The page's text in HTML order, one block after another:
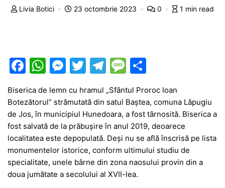
Livia Botici 23 octombrie 2023 0 1 min read
F
a
c
e
b
o
o
k
W
at
s
A
p
p
M
s
s
e
n
g
er
T
itt
er
T
el
e
gr
a
m
M
s
s
a
g
e
ta
je
a
z
ă
Biserica de lemn cu hramul „Sfântul Proroc Ioan
Botezătorul” strămutată din satul Baștea, comuna Lăpugiu
de Jos, în municipiul Hunedoara, a fost târnosită. Biserica a
fost salvată de la prăbușire în anul 2019, deoarece
localitatea este depopulată. Deși nu se află înscrisă pe lista
monumentelor istorice, conform ultimului studiu de
specialitate, unele bârne din zona naosului provin din a
doua jumătate a secolului al XVII-lea.